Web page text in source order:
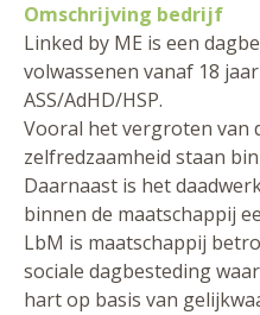
Omschrijving bedrijf
Linked by ME is een
volwassenen vanaf 18
ASS/AdHD/HSP.
Vooral het vergroten van
zelfredzaamheid staan
Daarnaast is het
binnen de maatschappij
LbM is maatschappij
sociale dagbesteding
hart op basis van